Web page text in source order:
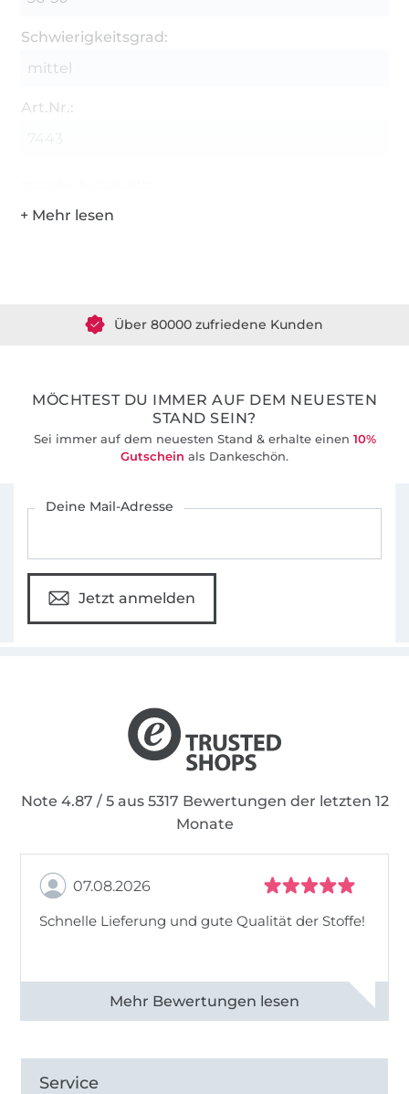
Schwierigkeitsgrad:
mittel
Art.Nr.:
MÖCHTEST DU IMMER AUF DEM NEUESTEN
STAND SEIN?
Sei immer auf dem neuesten Stand & erhalte einen 10%
Gutschein als Dankeschön.
Deine Mail-Adresse
Jetzt anmelden
Note 4.87 / 5 aus 5317 Bewertungen der letzten 12
Monate
07.08.2026
Schnelle Lieferung und gute Qualität der Stoffe!
Alle 82990 Bewertungen ansehen
Service